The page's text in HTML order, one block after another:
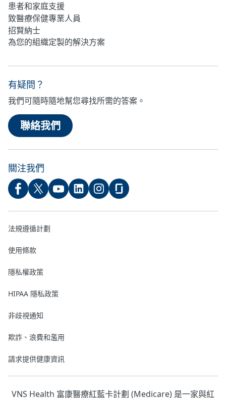
患者和家庭支援
致醫療保健專業人員
招賢納士
為您的組織定製的解決方案
有疑問？
我們可隨時隨地幫您尋找所需的答案。
聯絡我們
關注我們
法規遵循計劃
使用條款
隱私權政策
HIPAA 隱私政策
非歧視通知
欺詐、浪費和濫用
請求提供健康資訊
VNS Health 富康醫療紅藍卡計劃 (Medicare) 是一家與紅